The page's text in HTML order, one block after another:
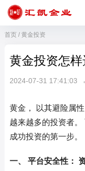
首页/ 黄金投资
黄金投资怎
2024-07-31 17:41:03
黄金， 以其避险属
越来越多的投资者
成功投资的第一步。
一、 平台安全性：